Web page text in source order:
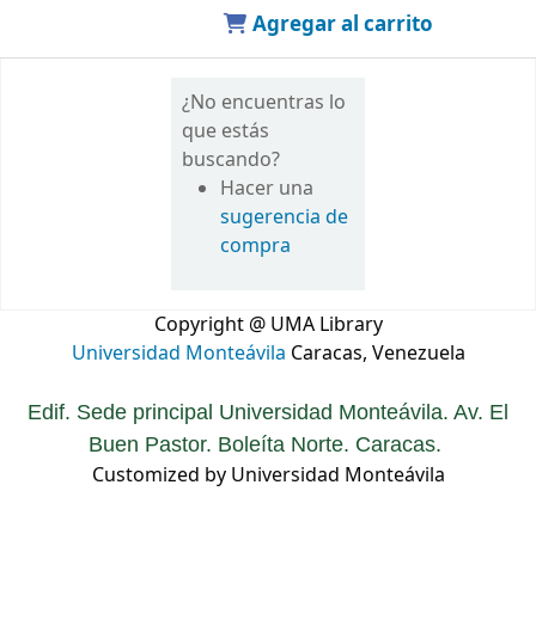
Agregar al carrito
¿No encuentras lo
que estás
buscando?
Hacer una
sugerencia de
compra
Copyright @ UMA Library
Universidad Monteávila Caracas, Venezuela
Edif. Sede principal Universidad Monteávila. Av. El
Buen Pastor. Boleíta Norte. Caracas.
Customized by Universidad Monteávila